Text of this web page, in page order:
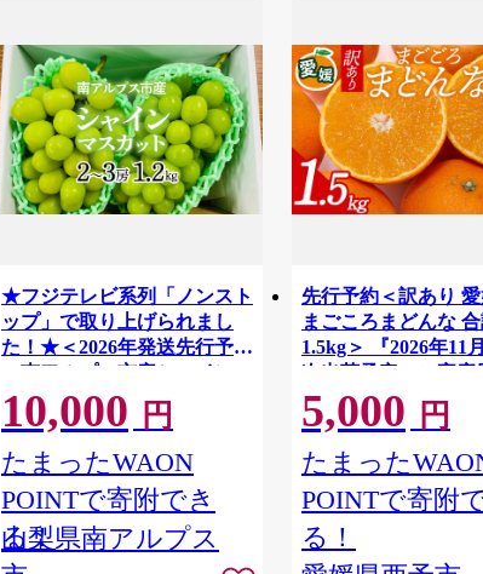
★フジテレビ系列「ノンスト
ップ」で取り上げられまし
た！★＜2026年発送先行予約
＞南アルプス市産シャインマ
スカット1.2kg以上（2～3
房） クール便発送
ALPAG007
10,000 円
たまったWAON
POINTで寄附でき
る！
山梨県南アルプス
先行予約＜訳あり
まごころまどんな
1.5kg＞ 『2026年11
次出荷予定』ご家庭
宅用 紅まどんな マド
試し わけあり 果物
ーツ 高級 国産 濃厚
地直送 ミヤモトオレ
ーデン 愛媛県 西予市
温】
5,000 円
たまった
POINTで寄附
る！